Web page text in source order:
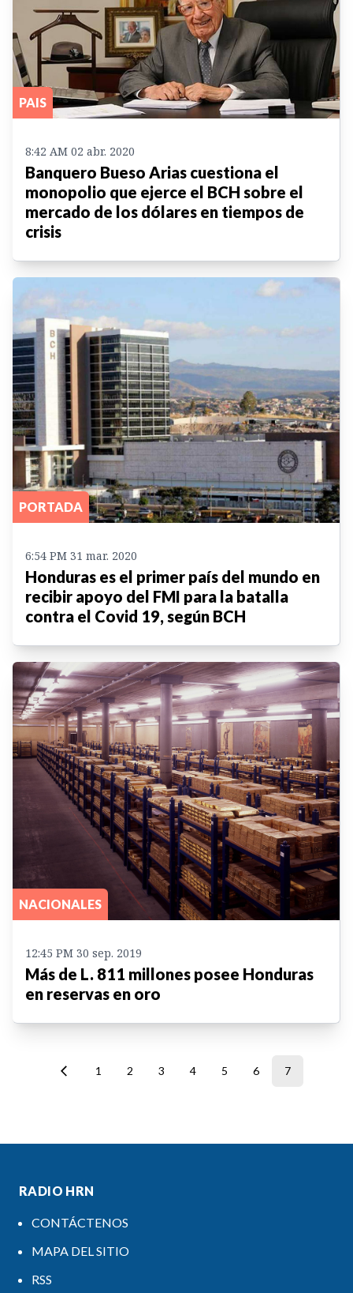
PAIS
8:42 AM 02 abr. 2020
Banquero Bueso Arias cuestiona el
monopolio que ejerce el BCH sobre el
mercado de los dólares en tiempos de
crisis
PORTADA
6:54 PM 31 mar. 2020
Honduras es el primer país del mundo en
recibir apoyo del FMI para la batalla
contra el Covid 19, según BCH
NACIONALES
12:45 PM 30 sep. 2019
Más de L. 811 millones posee Honduras
en reservas en oro
1 2 3 4 5 6 7
RADIO HRN
CONTÁCTENOS
MAPA DEL SITIO
RSS